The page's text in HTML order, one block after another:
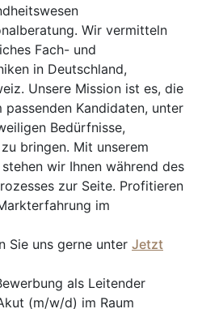
Wir vermitteln
Fach- und
in Deutschland,
Unsere Mission ist es, die
Kandidaten, unter
Bedürfnisse,
bringen. Mit unserem
wir Ihnen während des
zur Seite. Profitieren
im
Sie uns gerne unter Jetzt
als Leitender
(m/w/d) im Raum